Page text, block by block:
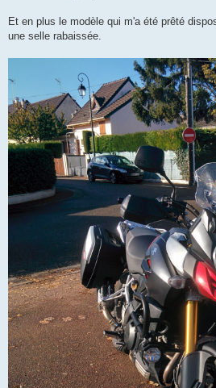
Et en plus le modèle qui m'a été prêté
une selle rabaissée.